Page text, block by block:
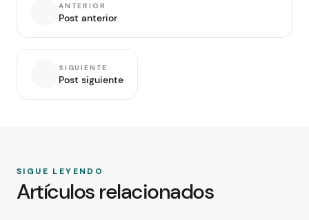
ANTERIOR
Post anterior
SIGUIENTE
Post siguiente
SIGUE LEYENDO
Artículos relacionados